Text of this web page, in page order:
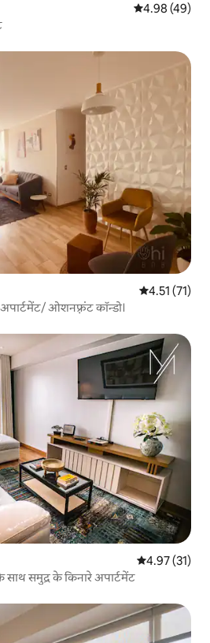
औसत रेटिंग 5 में
4.98 (49)
औसत रेटिंग 5 में
4.51 (71)
ओशनफ़्रंट कॉन्डो।
औसत रेटिंग 5 में
4.97 (31)
समुद्र के किनारे अपार्टमेंट